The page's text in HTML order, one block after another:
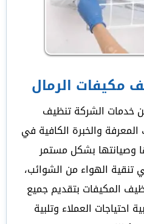
مكيفات الرمال
خدمات الشركة تنظيف
والخبرة الكافية في
وصيانتها بشكل مستمر
الهواء من الشوائب،
المكيفات بتقديم جميع
احتياجات العملاء وتلبية